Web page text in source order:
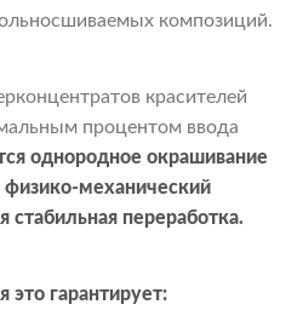
композиций.
красителей
процентом ввода
однородное окрашивание
физико-механический
стабильная переработка.
это гарантирует: